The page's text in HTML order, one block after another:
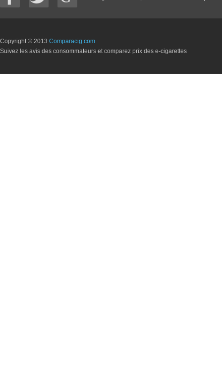
Copyright © 2013 Comparacig.com
Suivez les avis des consommateurs et comparez prix des e-cigarettes